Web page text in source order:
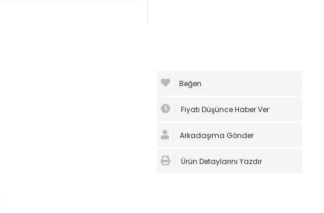
Beğen
Fiyatı Düşünce Haber Ver
Arkadaşıma Gönder
Ürün Detaylarını Yazdır